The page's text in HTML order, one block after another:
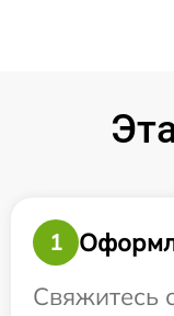
1
Свяжитесь